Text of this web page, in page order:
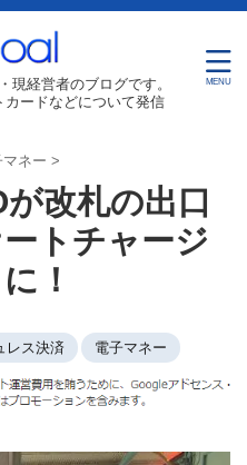
現経営者のブログです。
ードなどについて発信
マネー >
改札の出口
トチャージ
！
レス決済 電子マネー